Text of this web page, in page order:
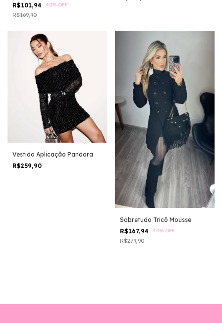
R$101,94 -40% OFF
R$169,90
Vestido Aplicação Pandora
R$259,90
Sobretudo Tricô Mousse
R$167,94 -40% OFF
R$279,90